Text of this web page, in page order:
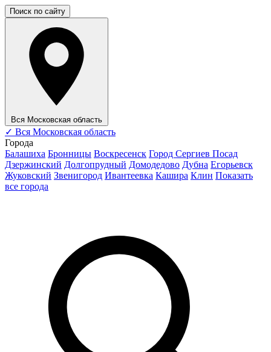
Поиск по сайту
Вся Московская область
✓ Вся Московская область
Города
Балашиха Бронницы Воскресенск Город Сергиев Посад
Дзержинский Долгопрудный Домодедово Дубна Егорьевск
Жуковский Звенигород Ивантеевка Кашира Клин Показать
все города